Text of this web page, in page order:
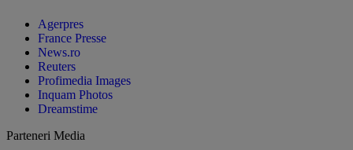
Agerpres
France Presse
News.ro
Reuters
Profimedia Images
Inquam Photos
Dreamstime
Parteneri Media